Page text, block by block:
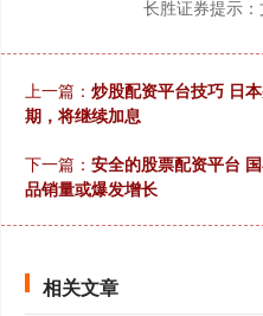
长胜证券提示：
上一篇： 炒股配资平台技巧 日
期，将继续加息
下一篇： 安全的股票配资平台
品销量或爆发增长
相关文章